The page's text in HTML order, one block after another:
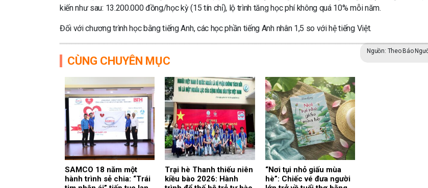
kiến như sau: 13.200.000 đồng/học kỳ (15 tín chỉ), lộ trình tăng học phí không quá 10% mỗi năm.
Đối với chương trình học bằng tiếng Anh, các học phần tiếng Anh nhân 1,5 so với hệ tiếng Việt.
Nguồn: Theo Báo
CÙNG CHUYÊN MỤC
SAMCO 18 năm một
hành trình sẻ chia: “Trái
Trại hè Thanh thiếu niên
kiều bào 2026: Hành
“Nơi tụi nhỏ giấu mùa
hè”: Chiếc vé đưa người